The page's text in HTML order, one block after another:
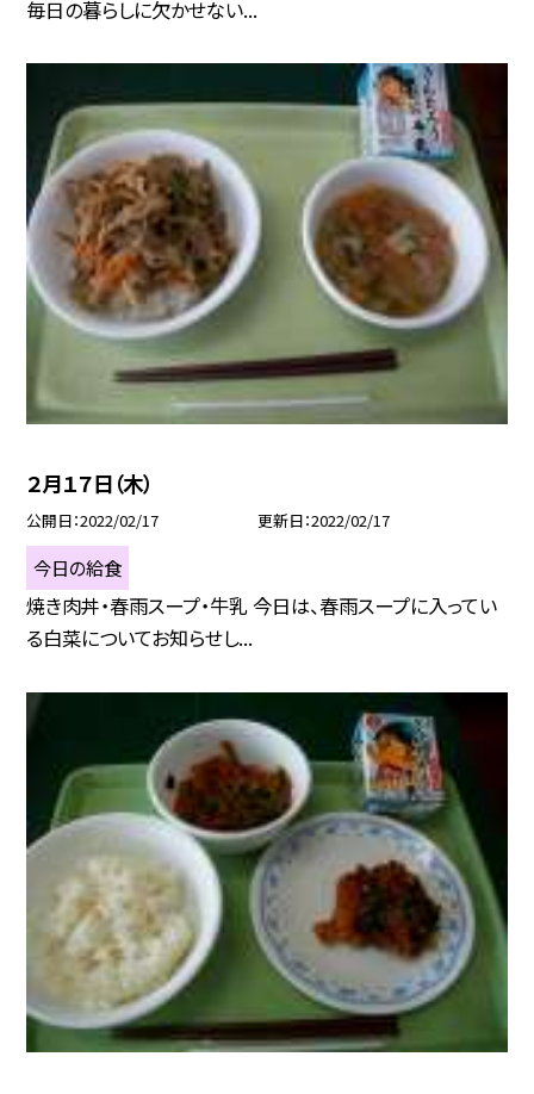
毎日の暮らしに欠かせない...
２月１７日（木）
公開日 2022/02/17 更新日 2022/02/17
今日の給食
焼き肉丼・春雨スープ・牛乳 今日は、春雨スープに入ってい
る白菜についてお知らせし...